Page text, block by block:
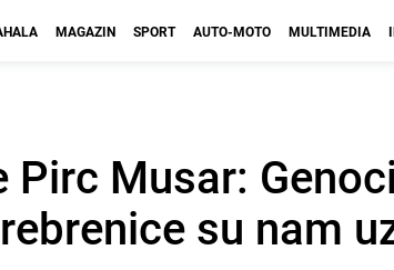
MAGAZIN SPORT AUTO-MOTO MULTIMEDIA
Pirc Musar:
su nam